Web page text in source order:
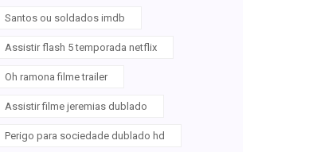
Santos ou soldados imdb
Assistir flash 5 temporada netflix
Oh ramona filme trailer
Assistir filme jeremias dublado
Perigo para sociedade dublado hd